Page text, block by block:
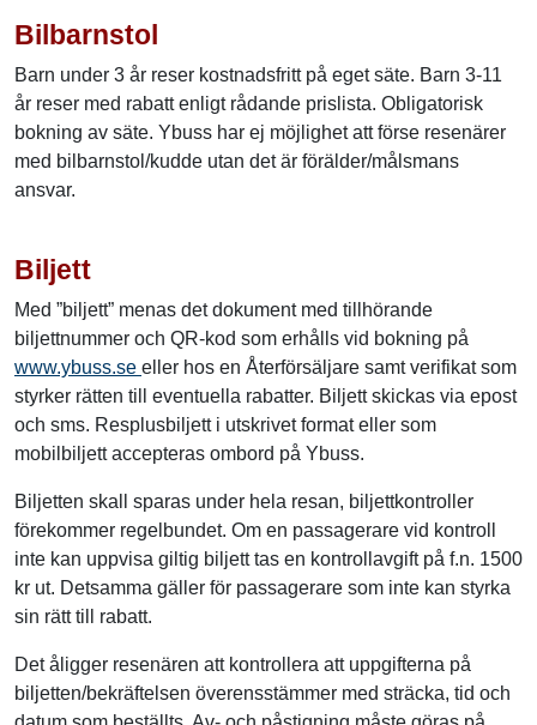
Bilbarnstol
Barn under 3 år reser kostnadsfritt på eget säte. Barn 3-11
år reser med rabatt enligt rådande prislista. Obligatorisk
bokning av säte. Ybuss har ej möjlighet att förse resenärer
med bilbarnstol/kudde utan det är förälder/målsmans
ansvar.
Biljett
Med ”biljett” menas det dokument med tillhörande
biljettnummer och QR-kod som erhålls vid bokning på
www.ybuss.se eller hos en Återförsäljare samt verifikat som
styrker rätten till eventuella rabatter. Biljett skickas via epost
och sms. Resplusbiljett i utskrivet format eller som
mobilbiljett accepteras ombord på Ybuss.
Biljetten skall sparas under hela resan, biljettkontroller
förekommer regelbundet. Om en passagerare vid kontroll
inte kan uppvisa giltig biljett tas en kontrollavgift på f.n. 1500
kr ut. Detsamma gäller för passagerare som inte kan styrka
sin rätt till rabatt.
Det åligger resenären att kontrollera att uppgifterna på
biljetten/bekräftelsen överensstämmer med sträcka, tid och